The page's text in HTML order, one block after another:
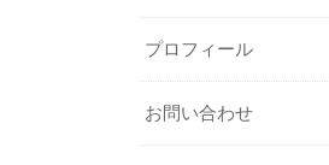
プロフィール
お問い合わせ